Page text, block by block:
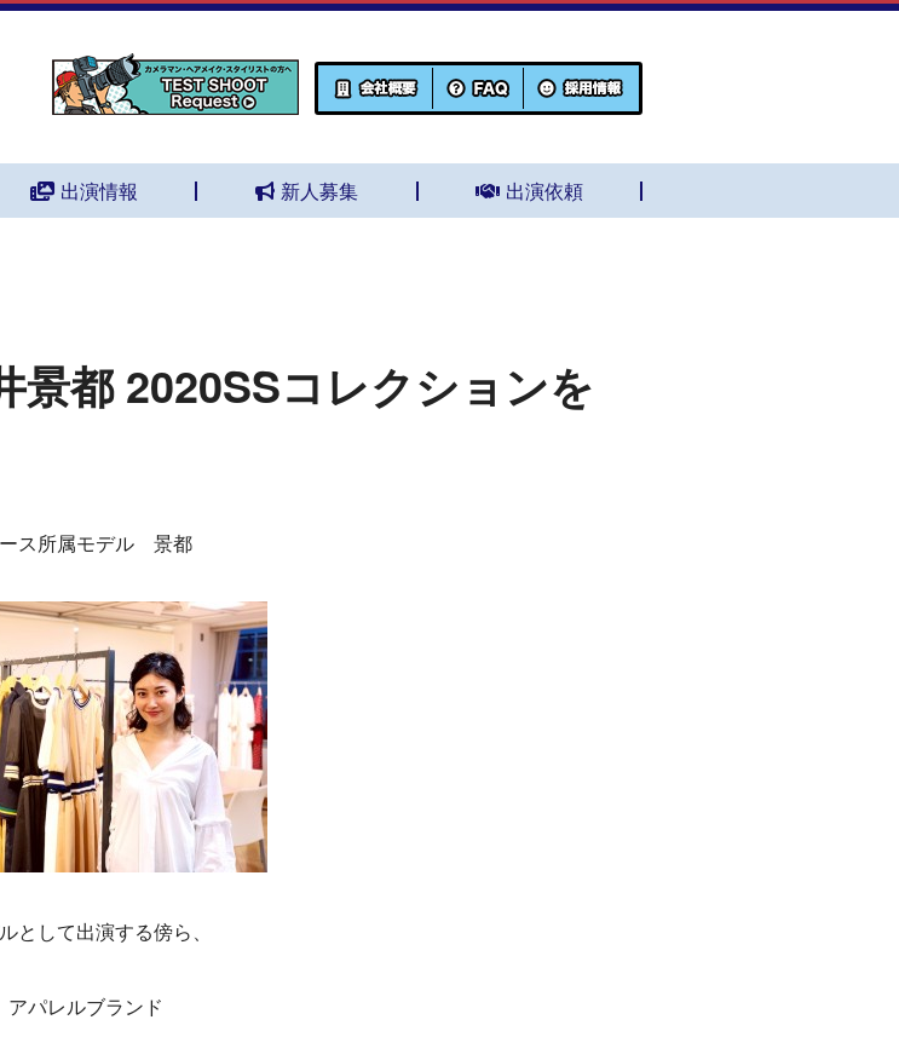
出演情報 新人募集 出演依頼
景都 2020SSコレクションを
ス所属モデル 景都
として出演する傍ら、
アパレルブランド